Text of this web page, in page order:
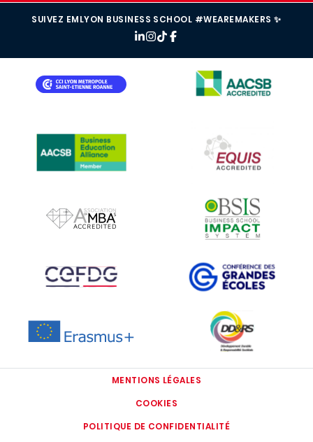
SUIVEZ EMLYON BUSINESS SCHOOL #WEAREMAKERS ✨
IMAGE
IMAGE
IMAGE
IMAGE
IMAGE IMAGE
MENTIONS LÉGALES
COOKIES
POLITIQUE DE CONFIDENTIALITÉ